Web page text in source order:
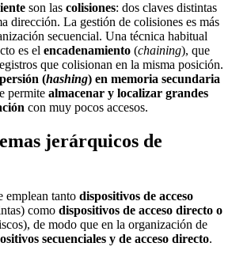
son las colisiones: dos claves distintas
dirección. La gestión de colisiones es más
secuencial. Una técnica habitual
es el encadenamiento (chaining), que
que colisionan en la misma posición.
(hashing) en memoria secundaria
permite almacenar y localizar grandes
con muy pocos accesos.
jerárquicos de
emplean tanto dispositivos de acceso
como dispositivos de acceso directo o
de modo que en la organización de
secuenciales y de acceso directo.